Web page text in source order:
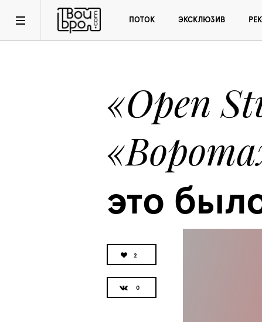
ПОТОК ЭКСКЛЮЗИВ
«Open
это
2